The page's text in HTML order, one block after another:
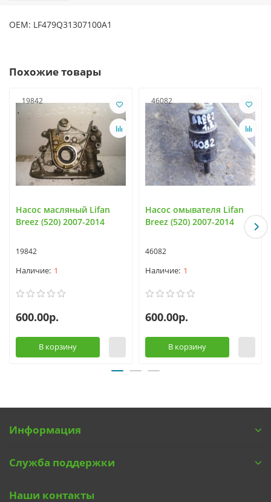
OEM: LF479Q31307100A1
Похожие товары
19842
Насос масляный Lifan
Breez (520) 2007-2014
19842
1
600.00р.
В корзину
46082
Насос омывателя Lifan
Breez (520) 2007-2014
46082
1
600.00р.
В корзину
Информация
Служба поддержки
Наши контакты